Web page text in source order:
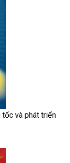
tốc và phát triển